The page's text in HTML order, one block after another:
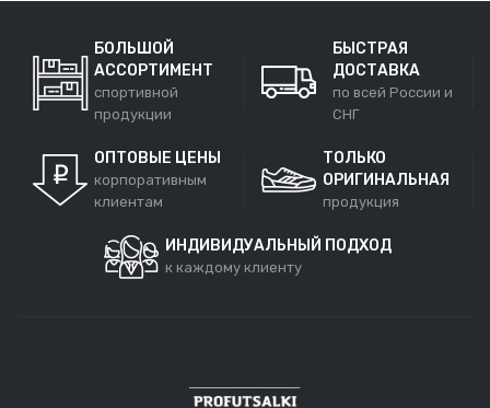
БОЛЬШОЙ
АССОРТИМЕНТ
спортивной
продукции
БЫСТРАЯ
ДОСТАВКА
по всей России и
СНГ
ОПТОВЫЕ ЦЕНЫ
корпоративным
клиентам
ТОЛЬКО
ОРИГИНАЛЬНАЯ
продукция
ИНДИВИДУАЛЬНЫЙ ПОДХОД
к каждому клиенту